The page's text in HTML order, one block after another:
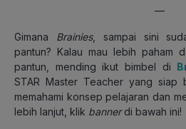
—
Gimana Brainies, sampai sini
pantun? Kalau mau lebih paham
pantun, mending ikut bimbel di
STAR Master Teacher yang siap
memahami konsep pelajaran dan
lebih lanjut, klik bannerdi bawah ini!